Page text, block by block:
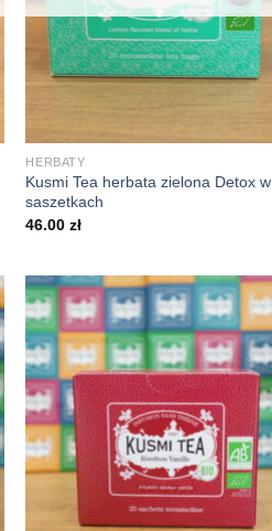
HERBATY
Kusmi Tea herbata zielona Detox w
saszetkach
46.00zł